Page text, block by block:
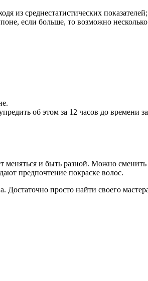
из среднестатистических
если больше, то возможно
об этом за 12 часов до времени
и быть разной. Можно
предпочтение покраске волос.
Достаточно просто найти своего